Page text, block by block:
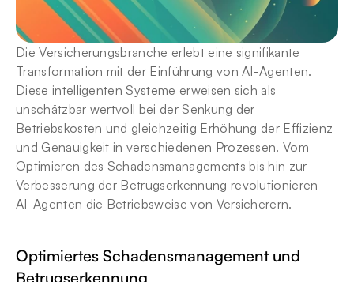
Die Versicherungsbranche erlebt eine signifikante
Transformation mit der Einführung von AI-Agenten.
Diese intelligenten Systeme erweisen sich als
unschätzbar wertvoll bei der Senkung der
Betriebskosten und gleichzeitig Erhöhung der Effizienz
und Genauigkeit in verschiedenen Prozessen. Vom
Optimieren des Schadensmanagements bis hin zur
Verbesserung der Betrugserkennung revolutionieren
AI-Agenten die Betriebsweise von Versicherern.
Optimiertes Schadensmanagement und
Betrugserkennung